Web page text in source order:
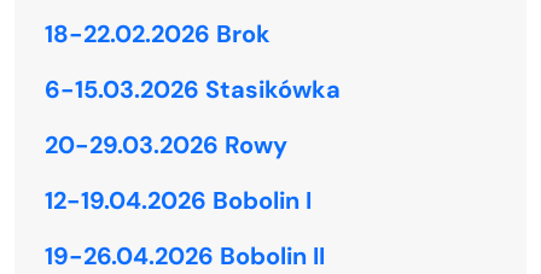
18-22.02.2026 Brok
6-15.03.2026 Stasikówka
20-29.03.2026 Rowy
12-19.04.2026 Bobolin I
19-26.04.2026 Bobolin II